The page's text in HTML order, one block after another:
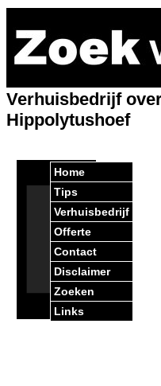
Home
Tips
Verhuisbedrijf
Offerte
Contact
Disclaimer
Zoeken
Links
Verhuisbedrijf
Hippolytushoef